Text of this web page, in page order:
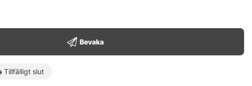
Bevaka
Tillfälligt slut